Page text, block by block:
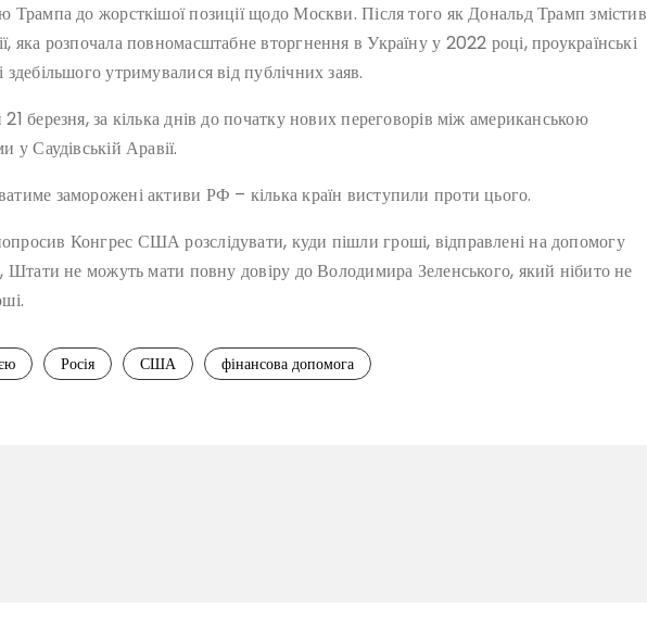
Трампа до жорсткішої позиції щодо Москви. Після того як Дональд Трамп змістив
яка розпочала повномасштабне вторгнення в Україну у 2022 році, проукраїнські
здебільшого утримувалися від публічних заяв.
березня, за кілька днів до початку нових переговорів між американською
у Саудівській Аравії.
заморожені активи РФ – кілька країн виступили проти цього.
Конгрес США розслідувати, куди пішли гроші, відправлені на допомогу
Штати не можуть мати повну довіру до Володимира Зеленського, який нібито не
Росія США фінансова допомога